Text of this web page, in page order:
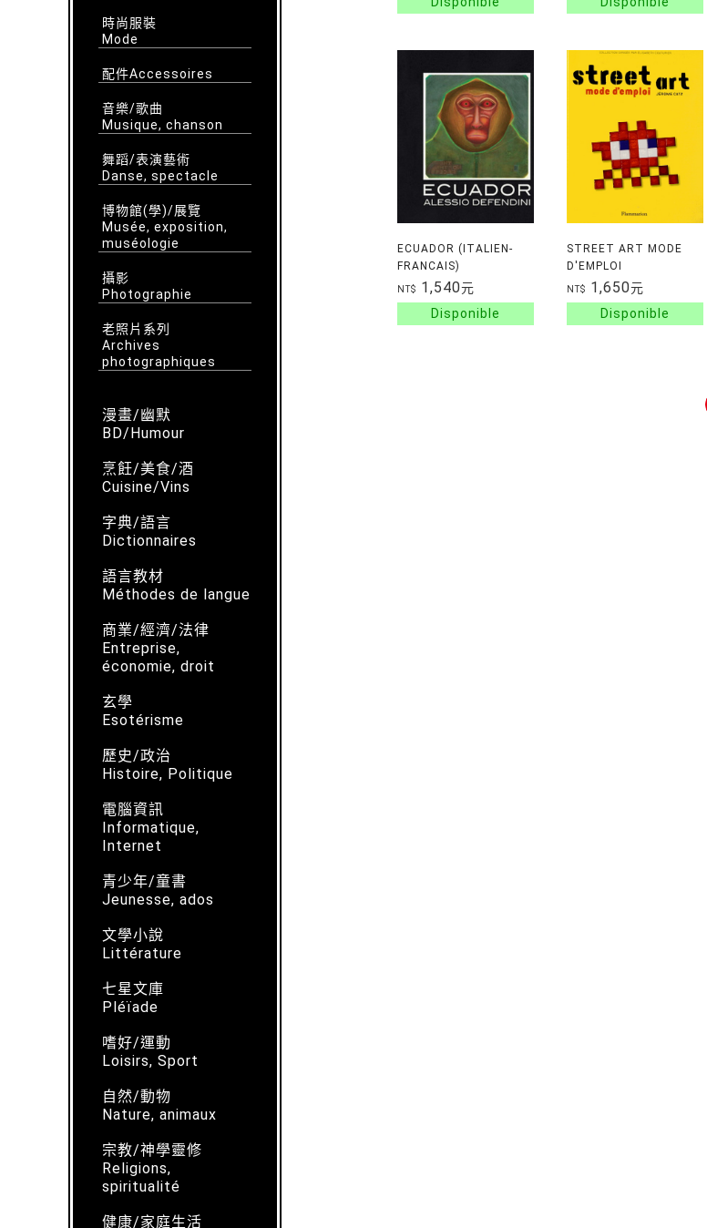
時尚服裝
Mode
配件Accessoires
音樂/歌曲
Musique, chanson
舞蹈/表演藝術
Danse, spectacle
博物館(學)/展覽
Musée, exposition,
muséologie
攝影
Photographie
老照片系列
Archives
photographiques
漫畫/幽默
BD/Humour
烹飪/美食/酒
Cuisine/Vins
字典/語言
Dictionnaires
語言教材
Méthodes de langue
商業/經濟/法律
Entreprise,
économie, droit
玄學
Esotérisme
歷史/政治
Histoire, Politique
電腦資訊
Informatique,
Internet
青少年/童書
Jeunesse, ados
文學小說
Littérature
七星文庫
Pléïade
嗜好/運動
Loisirs, Sport
自然/動物
Nature, animaux
宗教/神學靈修
Religions,
spiritualité
健康/家庭生活
ECUADOR (ITALIEN-
FRANCAIS)
NT$ 1,540元
STREET ART MODE
D'EMPLOI
NT$ 1,650元